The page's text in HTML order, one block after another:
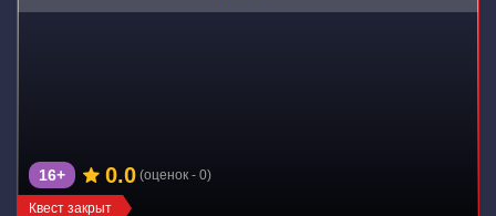
Квест закрыт
16+ 0.0 (оценок - 0)